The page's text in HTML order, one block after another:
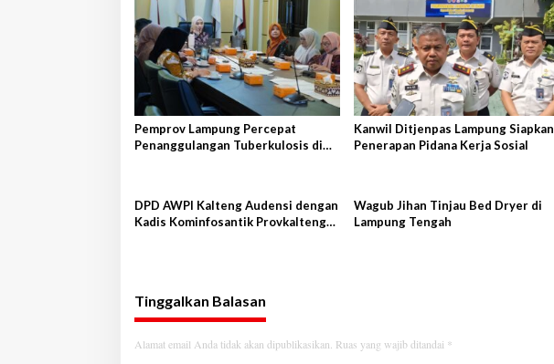
s
i
p
o
s
Pemprov Lampung Percepat
Penanggulangan Tuberkulosis di
Kanwil Ditjenpas Lampung Siapkan
Penerapan Pidana Kerja Sosial
DPD AWPI Kalteng Audensi dengan
Kadis Kominfosantik Provkalteng
Wagub Jihan Tinjau Bed Dryer di
Lampung Tengah
Tinggalkan Balasan
Alamat email Anda tidak akan dipublikasikan. Ruas yang wajib ditandai *